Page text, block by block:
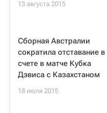
13 августа 2015
Сборная Австралии
сократила отставание в
счете в матче Кубка
Дэвиса с Казахстаном
18 июля 2015